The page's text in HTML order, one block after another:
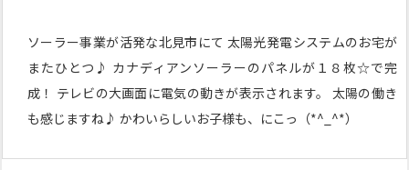
ソーラー事業が活発な北見市にて 太陽光発電システムのお宅が
またひとつ♪ カナディアンソーラーのパネルが１８枚☆で完
成！ テレビの大画面に電気の動きが表示されます。 太陽の働き
も感じますね♪ かわいらしいお子様も、にこっ（*^_^*）